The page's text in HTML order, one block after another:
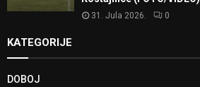
31. Jula 2026. 0
KATEGORIJE
DOBOJ